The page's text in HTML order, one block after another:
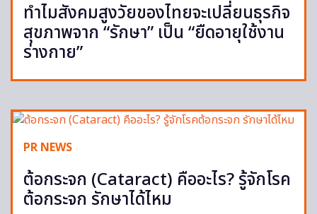
ทำไมสังคมสูงวัยของไทยจะเปลี่ยนธุรกิจ
สุขภาพจาก “รักษา” เป็น “ยืดอายุใช้งาน
ร่างกาย”
PR NEWS
ต้อกระจก (Cataract) คืออะไร? รู้จักโรค
ต้อกระจก รักษาได้ไหม